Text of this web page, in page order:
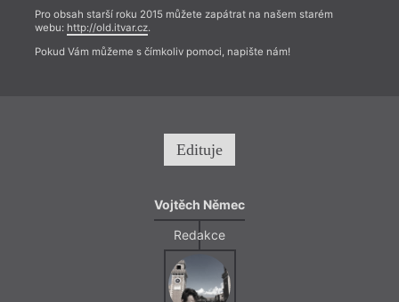
Pro obsah starší roku 2015 můžete zapátrat na našem starém
webu: http://old.itvar.cz.
Pokud Vám můžeme s čímkoliv pomoci, napište nám!
Edituje
Vojtěch Němec
Redakce